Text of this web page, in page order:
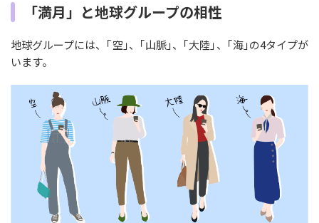
「満月」と地球グループの相性
地球グループには、｢空｣、｢山脈｣、｢大陸｣、｢海｣の4タイプが
います。